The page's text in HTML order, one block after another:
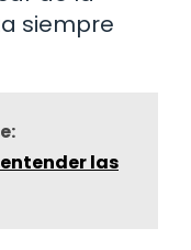
siempre
las